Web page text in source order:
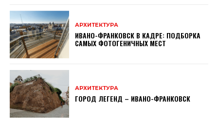
АРХИТЕКТУРА
ИВАНО-ФРАНКОВСК В КАДРЕ: ПОДБОРКА
САМЫХ ФОТОГЕНИЧНЫХ МЕСТ
АРХИТЕКТУРА
ГОРОД ЛЕГЕНД – ИВАНО-ФРАНКОВСК